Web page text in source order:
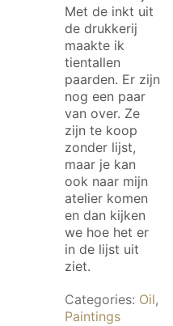
Met de inkt uit
de drukkerij
maakte ik
tientallen
paarden. Er zijn
nog een paar
van over. Ze
zijn te koop
zonder lijst,
maar je kan
ook naar mijn
atelier komen
en dan kijken
we hoe het er
in de lijst uit
ziet.
Categories: Oil,
Paintings